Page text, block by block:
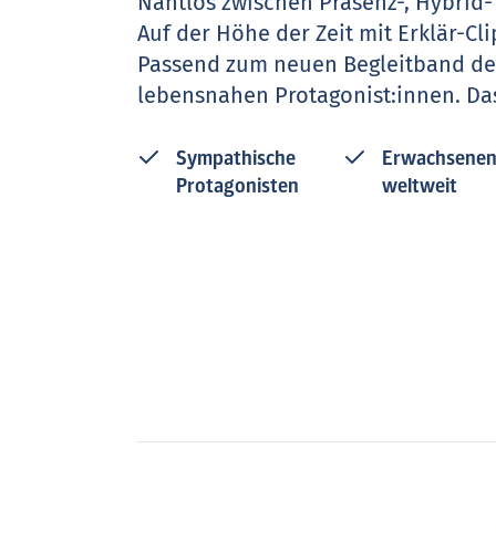
Auf der Höhe der Zeit mit Erklär-
Passend zum neuen Begleitband
lebensnahen Protagonist:innen.
Sympathische
Protagonisten
weltweit